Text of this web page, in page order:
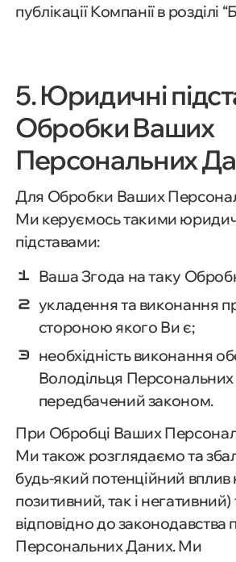
публікації Компанії в розділі
5. Юридичні
Обробки Ваших
Персональних
Для Обробки Ваших
Ми керуємось такими
підставами:
Ваша Згода на таку
укладення та виконання
стороною якого Ви є;
необхідність виконання
Володільця
передбачений законом.
При Обробці Ваших
Ми також розглядаємо та
будь-який потенційний вплив
позитивний, так і
відповідно до законодавства
Персональних Даних. Ми